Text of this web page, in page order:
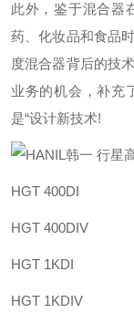
此外，鉴于混合器
药、化妆品和食品
度混合器背后的技
业务的机会，补充
是“设计新技术!
HGT 400DI
HGT 400DIV
HGT 1KDI
HGT 1KDIV